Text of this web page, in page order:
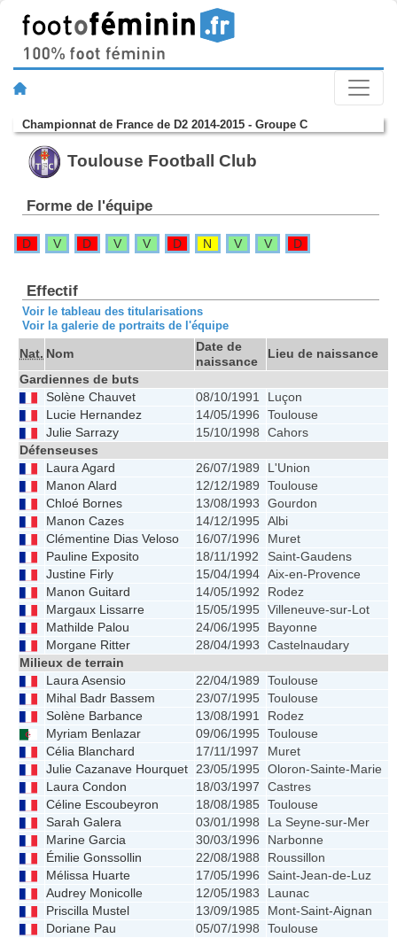
Championnat de France de D2 2014-2015 - Groupe C
Toulouse Football Club
Forme de l'équipe
D V D V V D N V V D
Effectif
Voir le tableau des titularisations
Voir la galerie de portraits de l'équipe
Nat. Nom
Date de
naissance
Lieu de naissance
Gardiennes de buts
Solène Chauvet
08/10/1991 Luçon
Lucie Hernandez
14/05/1996
Toulouse
Julie Sarrazy
15/10/1998
Cahors
Défenseuses
Laura Agard
26/07/1989 L'Union
Manon Alard
12/12/1989 Toulouse
Chloé Bornes
13/08/1993 Gourdon
Manon Cazes
14/12/1995 Albi
Clémentine Dias Veloso
16/07/1996
Muret
Pauline Exposito
18/11/1992 Saint-Gaudens
Justine Firly
15/04/1994 Aix-en-Provence
Manon Guitard
14/05/1992
Rodez
Margaux Lissarre
15/05/1995 Villeneuve-sur-Lot
Mathilde Palou
24/06/1995
Bayonne
Morgane Ritter
28/04/1993 Castelnaudary
Milieux de terrain
Laura Asensio
22/04/1989 Toulouse
Mihal Badr Bassem
23/07/1995 Toulouse
Solène Barbance
13/08/1991 Rodez
Myriam Benlazar
09/06/1995 Toulouse
Célia Blanchard
17/11/1997
Muret
Julie Cazanave Hourquet 23/05/1995 Oloron-Sainte-Marie
Laura Condon
18/03/1997 Castres
Céline Escoubeyron
18/08/1985 Toulouse
Sarah Galera
03/01/1998
La Seyne-sur-Mer
Marine Garcia
30/03/1996
Narbonne
Émilie Gonssollin
22/08/1988 Roussillon
Mélissa Huarte
17/05/1996
Saint-Jean-de-Luz
Audrey Monicolle
12/05/1983 Launac
Priscilla Mustel
13/09/1985 Mont-Saint-Aignan
Doriane Pau
05/07/1998
Toulouse